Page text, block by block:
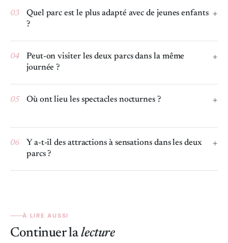
03
Quel parc est le plus adapté avec de jeunes enfants
?
04
Peut-on visiter les deux parcs dans la même
journée ?
05 Où ont lieu les spectacles nocturnes ?
06
Y a-t-il des attractions à sensations dans les deux
parcs ?
À LIRE AUSSI
Continuer lalecture